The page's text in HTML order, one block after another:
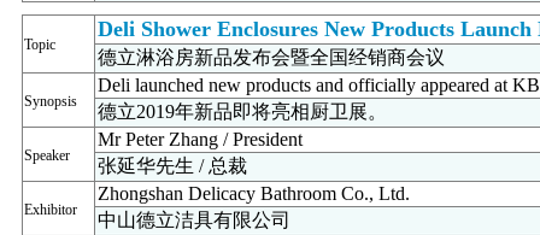
Topic
Deli Shower Enclosures New Products
德立淋浴房新品发布会暨全国经销商会议
Synopsis
Deli launched new products and officially appeared at
德立2019年新品即将亮相厨卫展。
Speaker
Mr Peter Zhang / President
张延华先生 / 总裁
Exhibitor
Zhongshan Delicacy Bathroom Co., Ltd.
中山德立洁具有限公司